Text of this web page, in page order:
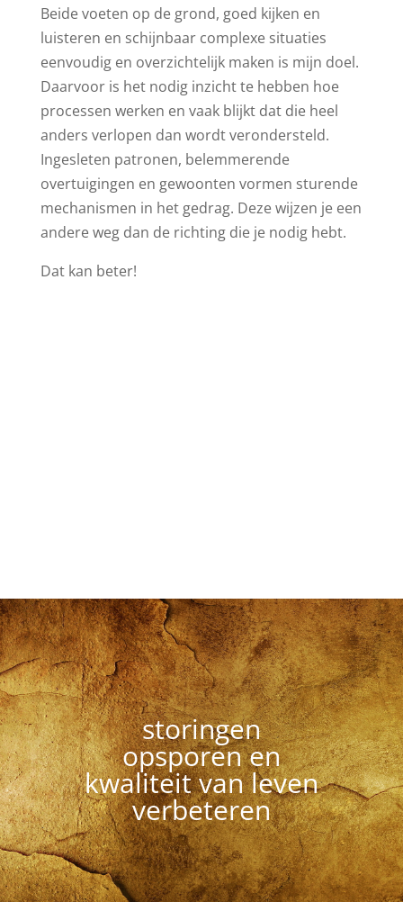
Beide voeten op de grond, goed kijken en
luisteren en schijnbaar complexe situaties
eenvoudig en overzichtelijk maken is mijn doel.
Daarvoor is het nodig inzicht te hebben hoe
processen werken en vaak blijkt dat die heel
anders verlopen dan wordt verondersteld.
Ingesleten patronen, belemmerende
overtuigingen en gewoonten vormen sturende
mechanismen in het gedrag. Deze wijzen je een
andere weg dan de richting die je nodig hebt.
Dat kan beter!
storingen
opsporen en
kwaliteit van leven
verbeteren